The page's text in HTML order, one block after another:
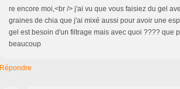
re encore moi,<br /> j'ai vu que vous faisiez du gel
graines de chia que j'ai mixé aussi pour avoir une
gel est besoin d'un filtrage mais avec quoi ???? que
beaucoup
Répondre